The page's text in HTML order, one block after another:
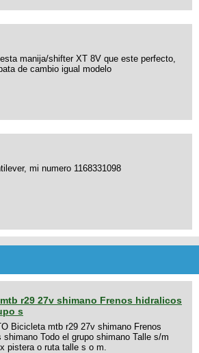
manija/shifter XT 8V que este perfecto,
de cambio igual modelo
mi numero 1168331098
r29 27v shimano Frenos hidralicos
s
Bicicleta mtb r29 27v shimano Frenos
shimano Todo el grupo shimano Talle s/m
pistera o ruta talle s o m.